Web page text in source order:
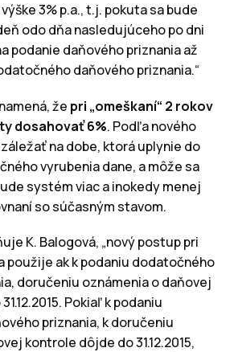
3% p.a., t.j. pokuta sa bude
odo dňa nasledujúceho po dni
podanie daňového priznania až
daňového priznania.“
že pri „omeškaní“ 2 rokov
dosahovať 6%. Podľa nového
na dobe, ktorá uplynie do
vyrubenia dane, a môže sa
systém viac a inokedy menej
so súčasným stavom.
K. Balogová, „nový postup pri
použije ak k podaniu dodatočného
doručeniu oznámenia o daňovej
Pokiaľ k podaniu
priznania, k doručeniu
kontrole dôjde do 31.12.2015,